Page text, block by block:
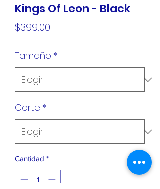
Kings Of Leon - Black
$399.00
Tamaño *
Corte *
Cantidad *